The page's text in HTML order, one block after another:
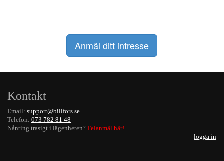
Kontakt
Email: support@billfors.se
Telefon: 073 782 81 48
Nånting trasigt i lägenheten? Felanmäl här!
logga in